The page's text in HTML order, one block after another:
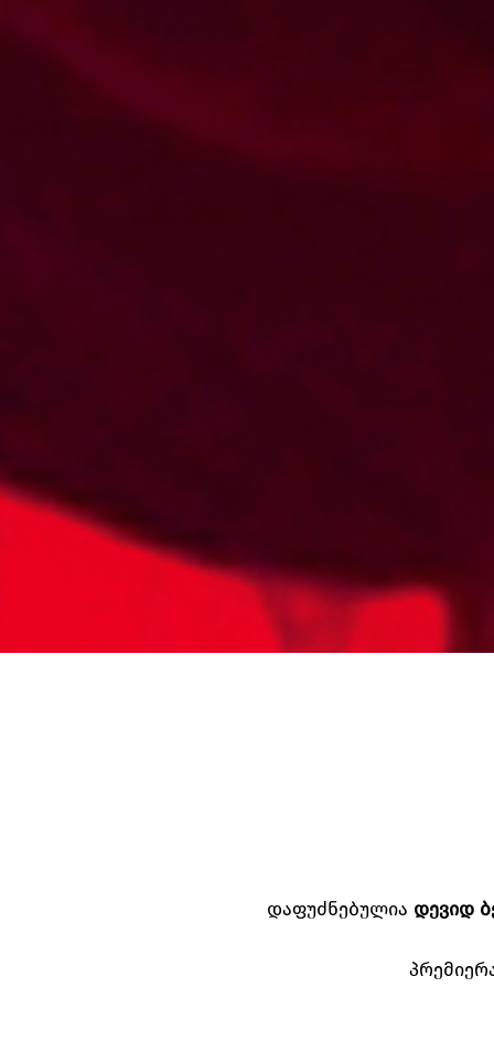
დაფუძნებულია დევიდ